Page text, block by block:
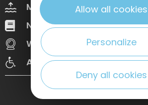
Marées
Météo
Nos brochures
Webcams
Congrès
Accessibilté
Allow all cookies
Personalize
Deny all cookies